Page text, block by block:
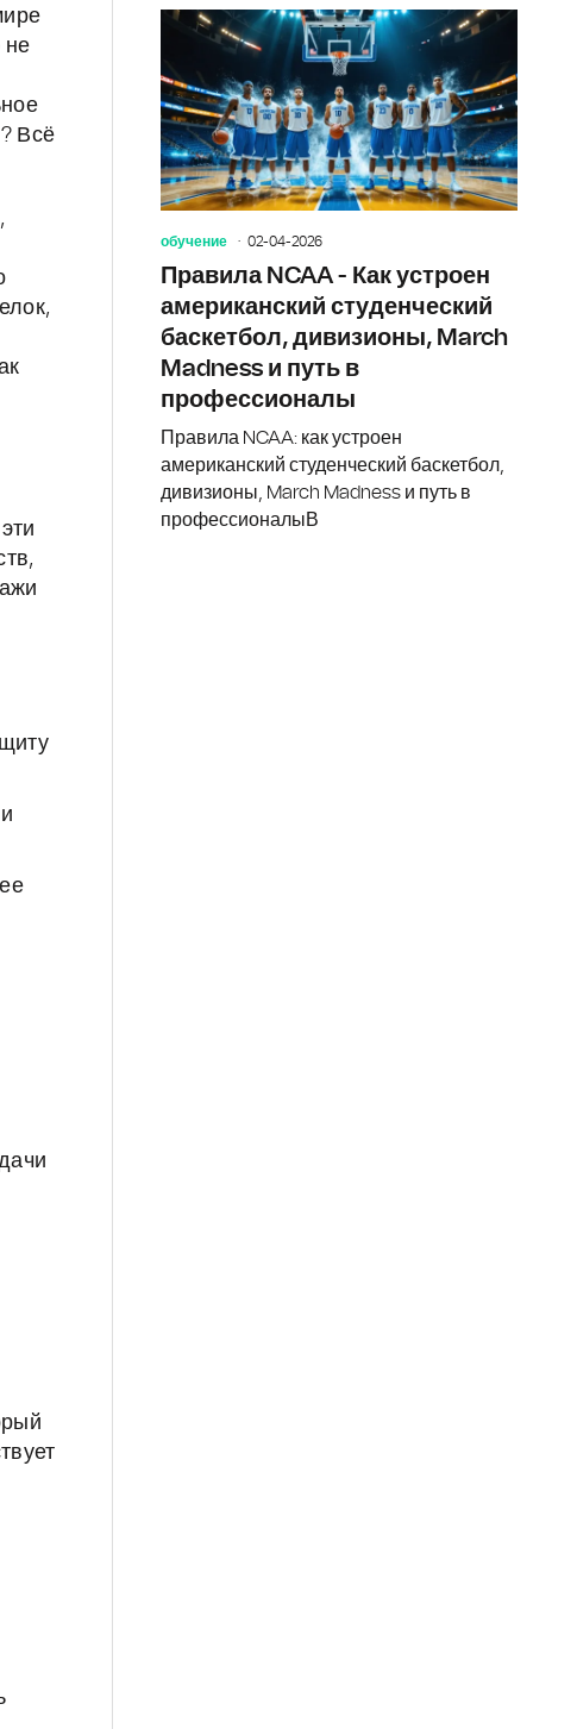
не
Всё
обучение 02-04-2026
Правила NCAA - Как устроен
американский студенческий
баскетбол, дивизионы, March
Madness и путь в
профессионалы
Правила NCAA: как устроен
американский студенческий баскетбол,
дивизионы, March Madness и путь в
профессионалыВ